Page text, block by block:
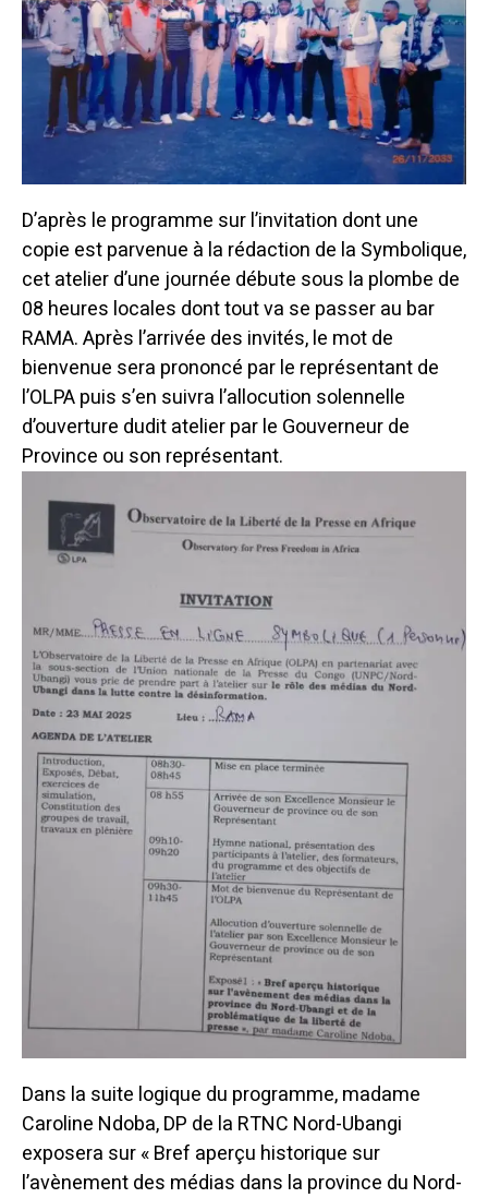
D’après le programme sur l’invitation dont une
copie est parvenue à la rédaction de la Symbolique,
cet atelier d’une journée débute sous la plombe de
08 heures locales dont tout va se passer au bar
RAMA. Après l’arrivée des invités, le mot de
bienvenue sera prononcé par le représentant de
l’OLPA puis s’en suivra l’allocution solennelle
d’ouverture dudit atelier par le Gouverneur de
Province ou son représentant.
Dans la suite logique du programme, madame
Caroline Ndoba, DP de la RTNC Nord-Ubangi
exposera sur « Bref aperçu historique sur
l’avènement des médias dans la province du Nord-